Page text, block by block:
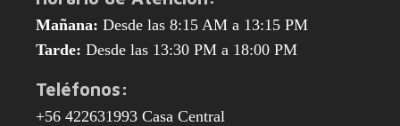
Mañana: Desde las 8:15 AM a 13:15 PM
Tarde: Desde las 13:30 PM a 18:00 PM
Teléfonos:
+56 422631993 Casa Central